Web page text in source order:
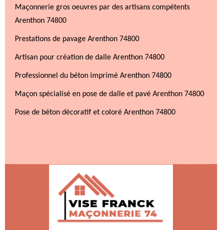
Maçonnerie gros oeuvres par des artisans compétents
Arenthon 74800
Prestations de pavage Arenthon 74800
Artisan pour création de dalle Arenthon 74800
Professionnel du béton imprimé Arenthon 74800
Maçon spécialisé en pose de dalle et pavé Arenthon 74800
Pose de béton décoratif et coloré Arenthon 74800